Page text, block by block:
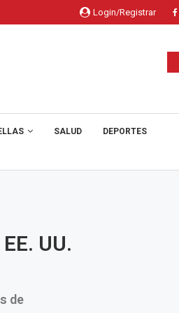
Login/Registrar
SALUD DEPORTES
UU.
de